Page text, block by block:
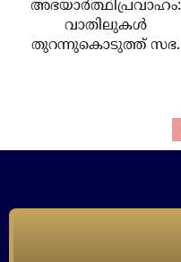
അഭയാര്‍ത്ഥിപ്രവാഹം:
വാതിലുകള്‍
തുറന്നുകൊടുത്ത് സഭ.